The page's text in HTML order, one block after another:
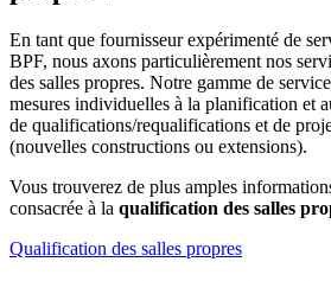
En tant que fournisseur expérimenté de
BPF, nous axons particulièrement nos
des salles propres. Notre gamme de
mesures individuelles à la planification et
de qualifications/requalifications et de
(nouvelles constructions ou extensions).
Vous trouverez de plus amples
consacrée à la qualification des salles
Qualification des salles propres